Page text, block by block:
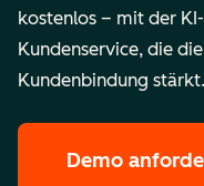
kostenlos – mit der
Kundenservice, die
Kundenbindung stärkt.
Demo